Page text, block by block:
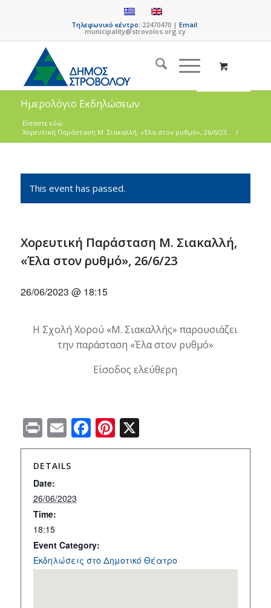
Τηλεφωνικό κέντρο: 22470470 |Email:
municipality@strovolos.org.cy
Ημερολόγιο Εκδηλώσεων
Είσαστε εδώ:
Χορευτική Παράσταση Μ. Σιακαλλή, «Έλα στον ρυθμό», 26/6/23... /
This event has passed.
Χορευτική Παράσταση Μ. Σιακαλλή,
«Έλα στον ρυθμό», 26/6/23
26/06/2023 @ 18:15
Η Σχολή Χορού «Μ. Σιακαλλής» παρουσιάζει
την παράσταση «Έλα στον ρυθμό»
Είσοδος ελεύθερη
PrintEmailFacebook
Pinterest
X
DETAILS
Date:
26/06/2023
Time:
18:15
Event Category:
Εκδηλώσεις στο Δημοτικό Θέατρο